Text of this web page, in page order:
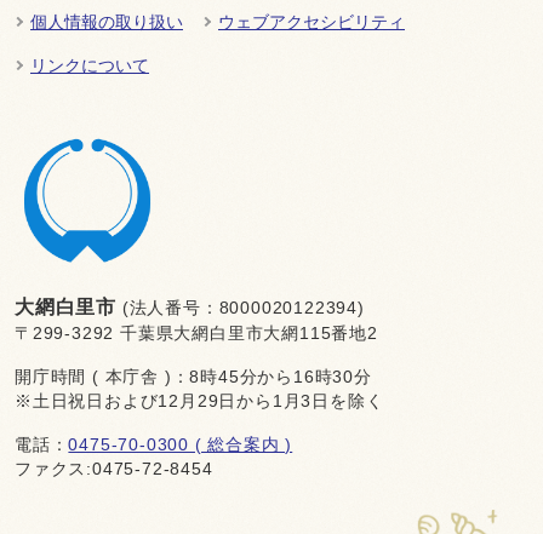
個人情報の取り扱い ウェブアクセシビリティ
リンクについて
大網白里市 (法人番号：8000020122394)
〒299-3292 千葉県大網白里市大網115番地2
開庁時間 ( 本庁舎 )：8時45分から16時30分
※土日祝日および12月29日から1月3日を除く
電話：0475-70-0300 ( 総合案内 )
ファクス:0475-72-8454